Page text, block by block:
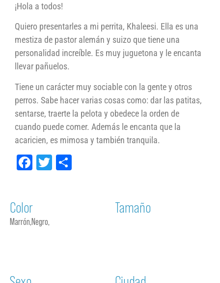
¡Hola a todos!
Quiero presentarles a mi perrita, Khaleesi. Ella es una
mestiza de pastor alemán y suizo que tiene una
personalidad increíble. Es muy juguetona y le encanta
llevar pañuelos.
Tiene un carácter muy sociable con la gente y otros
perros. Sabe hacer varias cosas como: dar las patitas,
sentarse, traerte la pelota y obedece la orden de
cuando puede comer. Además le encanta que la
acaricien, es mimosa y también tranquila.
Facebook
Twitter
Color
Marrón,Negro,
Tamaño